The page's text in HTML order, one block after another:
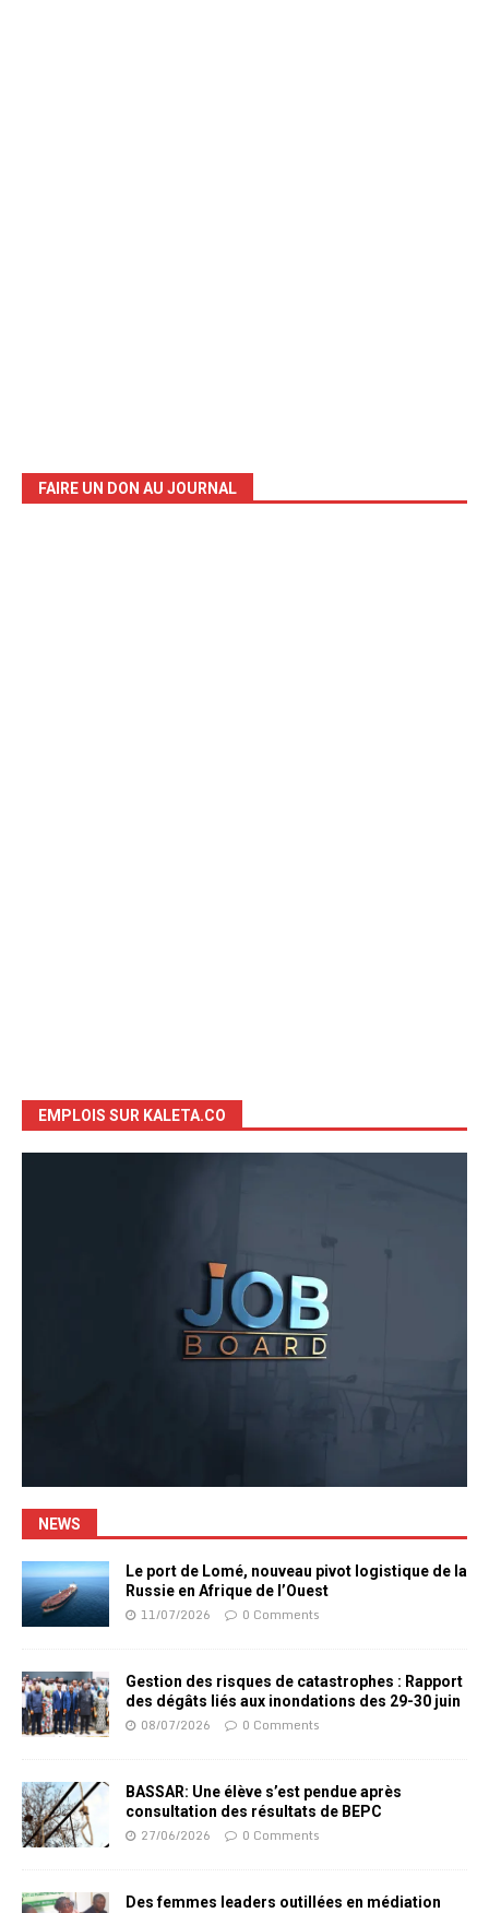
FAIRE UN DON AU JOURNAL
EMPLOIS SUR KALETA.CO
NEWS
Le port de Lomé, nouveau pivot logistique de la
Russie en Afrique de l’Ouest
11/07/2026 0 Comments
Gestion des risques de catastrophes : Rapport
des dégâts liés aux inondations des 29-30 juin
08/07/2026 0 Comments
BASSAR: Une élève s’est pendue après
consultation des résultats de BEPC
27/06/2026 0 Comments
Des femmes leaders outillées en médiation